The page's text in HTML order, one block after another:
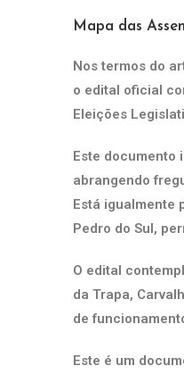
Mapa das
Nos termos do
o edital oficial
Eleições
Este documento
abrangendo
Está igualmente
Pedro do Sul,
O edital
da Trapa,
de
Este é um